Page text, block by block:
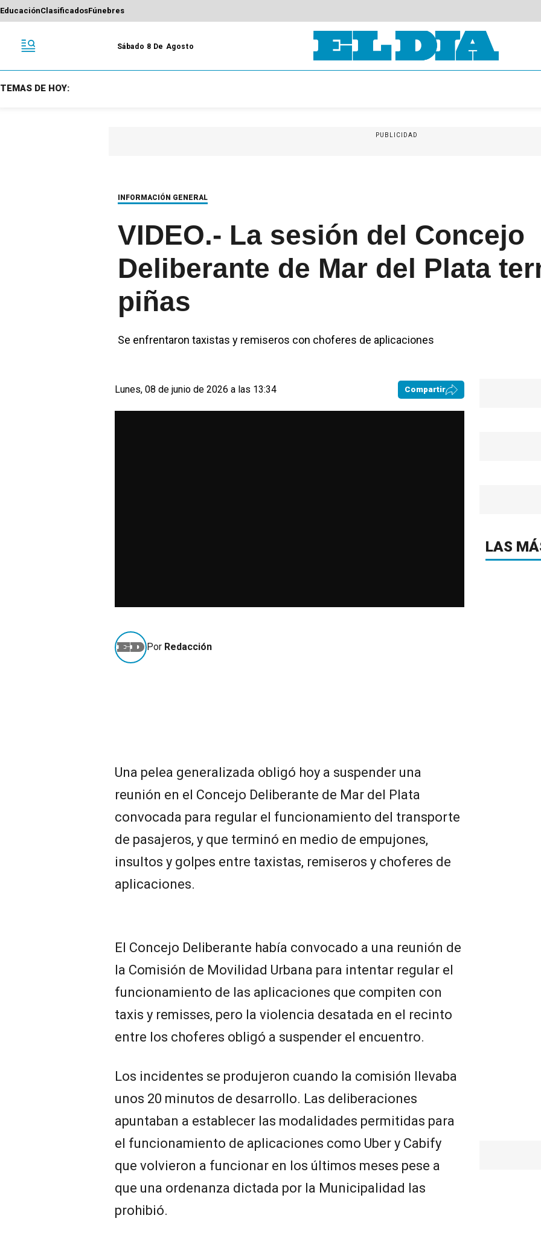
EducaciónClasificadosFúnebres
Sábado 8 De Agosto
TEMAS DE HOY:
PUBLICIDAD
INFORMACIÓN GENERAL
VIDEO.- La sesión del Concejo
Deliberante de Mar del Plata
piñas
Se enfrentaron taxistas y remiseros con choferes de aplicaciones
Lunes, 08 de junio de 2026 a las 13:34 Compartir
Por Redacción
Una pelea generalizada obligó hoy a suspender una
reunión en el Concejo Deliberante de Mar del Plata
convocada para regular el funcionamiento del transporte
de pasajeros, y que terminó en medio de empujones,
insultos y golpes entre taxistas, remiseros y choferes de
aplicaciones.
El Concejo Deliberante había convocado a una reunión de
la Comisión de Movilidad Urbana para intentar regular el
funcionamiento de las aplicaciones que compiten con
taxis y remisses, pero la violencia desatada en el recinto
entre los choferes obligó a suspender el encuentro.
Los incidentes se produjeron cuando la comisión llevaba
unos 20 minutos de desarrollo. Las deliberaciones
apuntaban a establecer las modalidades permitidas para
el funcionamiento de aplicaciones como Uber y Cabify
que volvieron a funcionar en los últimos meses pese a
que una ordenanza dictada por la Municipalidad las
prohibió.
LAS